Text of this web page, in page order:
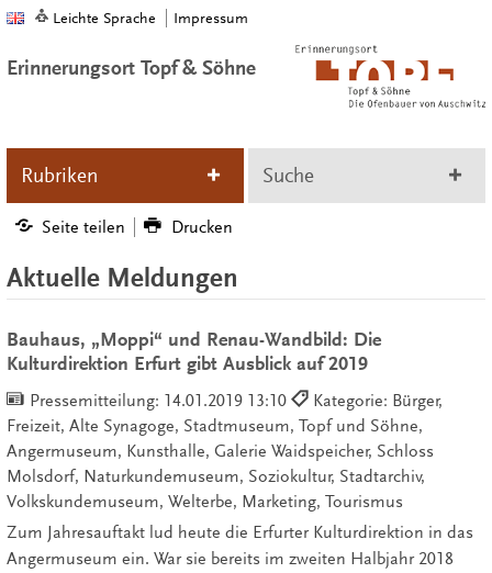
Leichte Sprache Impressum
Erinnerungsort Topf & Söhne
Rubriken Suche
Seite teilen Drucken
Aktuelle Meldungen
Bauhaus, „Moppi“ und Renau-Wandbild: Die
Kulturdirektion Erfurt gibt Ausblick auf 2019
Pressemitteilung: 14.01.2019 13:10
Kategorie: Bürger,
Freizeit, Alte Synagoge, Stadtmuseum, Topf und Söhne,
Angermuseum, Kunsthalle, Galerie Waidspeicher, Schloss
Molsdorf, Naturkundemuseum, Soziokultur, Stadtarchiv,
Volkskundemuseum, Welterbe, Marketing, Tourismus
Zum Jahresauftakt lud heute die Erfurter Kulturdirektion in das
Angermuseum ein. War sie bereits im zweiten Halbjahr 2018